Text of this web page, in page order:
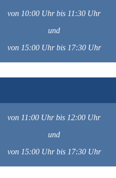
von 10:00 Uhr bis 11:30 Uhr
und
von 15:00 Uhr bis 17:30 Uhr
von 11:00 Uhr bis 12:00 Uhr
und
von 15:00 Uhr bis 17:30 Uhr